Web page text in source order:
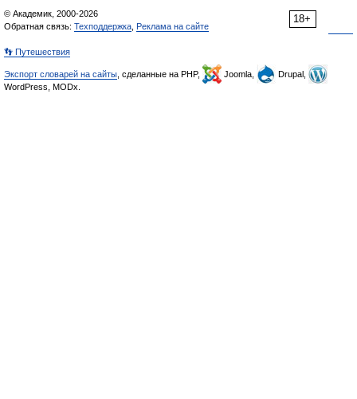
18+
© Академик, 2000-2026
Обратная связь: Техподдержка Реклама на сайте
👣 Путешествия
Экспорт словарей на сайты , сделанные на PHP, Joomla,
Drupal,
WordPress, MODx.